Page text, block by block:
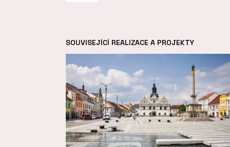
SOUVISEJÍCÍ REALIZACE A PROJEKTY